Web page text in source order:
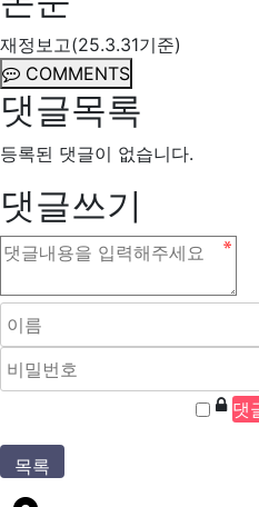
재정보고(25.3.31기준)
COMMENTS
댓글목록
등록된 댓글이 없습니다.
댓글쓰기
목록